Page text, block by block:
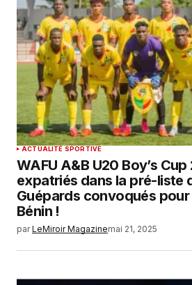
ACTUALITÉ SPORTIVE
WAFU A&B U20 Boy’s Cup
expatriés dans la pré-liste
Guépards convoqués
Bénin !
par LeMiroir Magazinemai 21, 2025